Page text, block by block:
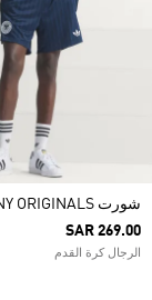
شورت GERMANY ORIGINALS
SAR 269.00
الرجال كرة القدم